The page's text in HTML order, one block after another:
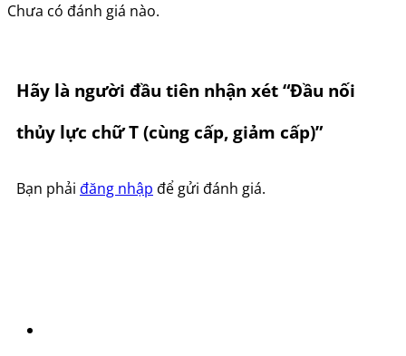
Chưa có đánh giá nào.
Hãy là người đầu tiên nhận xét “Đầu nối
thủy lực chữ T (cùng cấp, giảm cấp)”
Bạn phải đăng nhập để gửi đánh giá.